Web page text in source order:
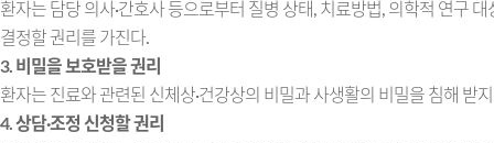
환자는 담당 의사·간호사 등으로부터 질병 상태, 치료방법, 의학적 연구
결정할 권리를 가진다.
3. 비밀을 보호받을 권리
환자는 진료와 관련된 신체상·건강상의 비밀과 사생활의 비밀을 침해 받
4. 상담·조정 신청할 권리